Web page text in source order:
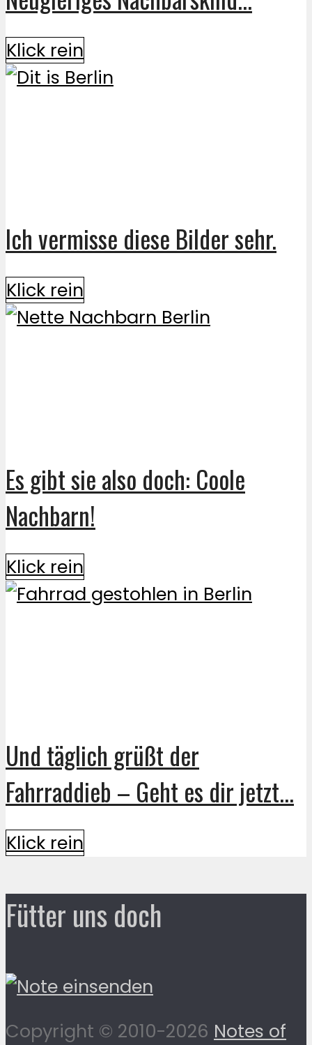
Klick rein
Ich vermisse diese Bilder sehr.
Klick rein
Es gibt sie also doch: Coole
Nachbarn!
Klick rein
Und täglich grüßt der
Fahrraddieb – Geht es dir jetzt...
Klick rein
Fütter uns doch
Copyright © 2010-2026 Notes of